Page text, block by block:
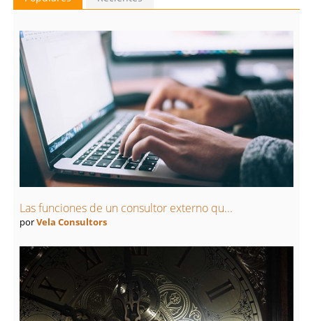
Las funciones de un consultor externo qu...
porVela Consultors